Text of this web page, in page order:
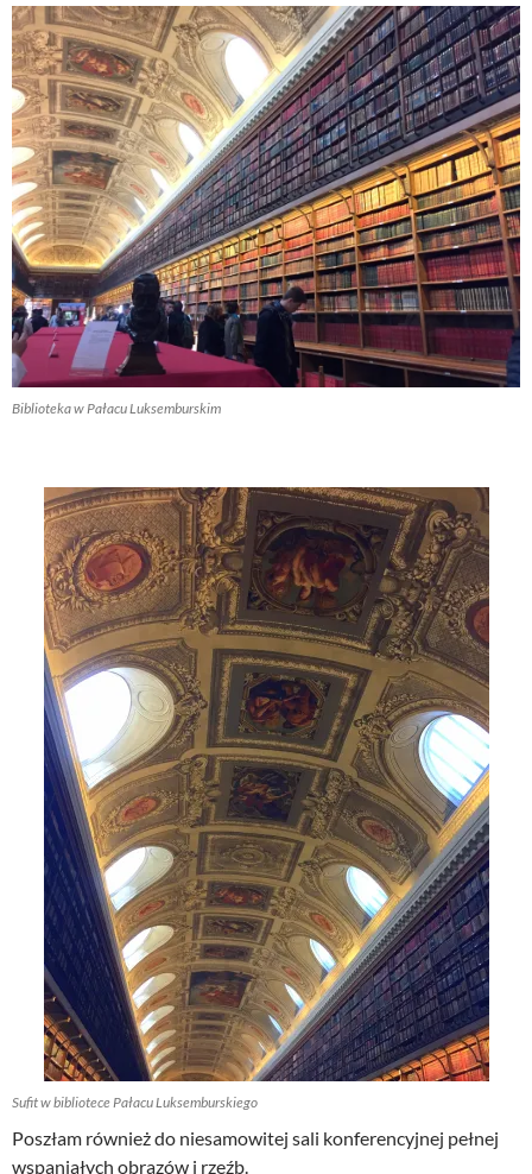
Biblioteka w Pałacu Luksemburskim
Sufit w bibliotece Pałacu Luksemburskiego
Poszłam również do niesamowitej sali konferencyjnej pełnej
wspaniałych obrazów i rzeźb.